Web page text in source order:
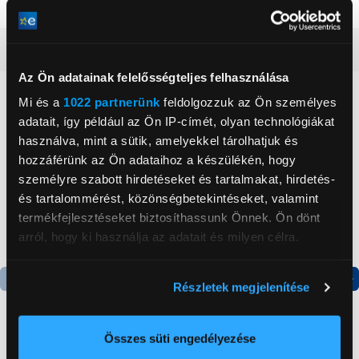
Az Ön adatainak felelősségteljes felhasználása
Mi és a 1022 partnerünk feldolgozzuk az Ön személyes
adatait, így például az Ön IP-címét, olyan technológiákat
használva, mint a sütik, amelyekkel tárolhatjuk és
hozzáférünk az Ön adataihoz a készülékén, hogy
személyre szabott hirdetéseket és tartalmakat, hirdetés-
és tartalommérést, közönségbetekintéseket, valamint
termékfejlesztéseket biztosíthassunk Önnek. Ön dönt
arról, hogy ki használja az adatait és milyen célra.
elhelyezkedéséről pár méteres pontossággal
Az Ön készülékén beazonosítása annak konkrét
Részletek megjelenítése
Összes süti engedélyezése
Neked ajánljuk